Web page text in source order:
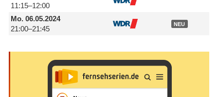
11:15–12:00
Mo.06.05.2024
21:00–21:45
NEU